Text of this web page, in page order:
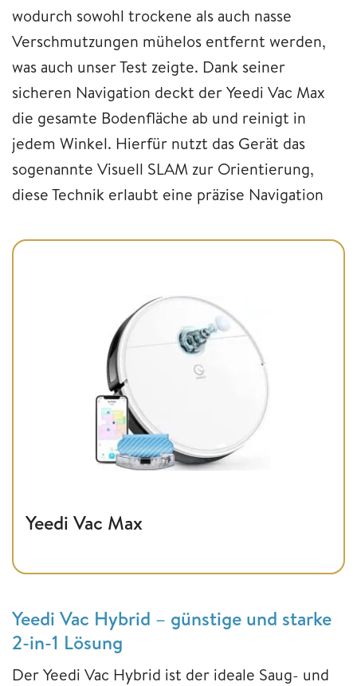
wodurch sowohl trockene als auch nasse
Verschmutzungen mühelos entfernt werden,
was auch unser Test zeigte. Dank seiner
sicheren Navigation deckt der Yeedi Vac Max
die gesamte Bodenfläche ab und reinigt in
jedem Winkel. Hierfür nutzt das Gerät das
sogenannte Visuell SLAM zur Orientierung,
diese Technik erlaubt eine präzise Navigation
Yeedi Vac Max
Yeedi Vac Hybrid – günstige und starke
2-in-1 Lösung
Der Yeedi Vac Hybrid ist der ideale Saug- und